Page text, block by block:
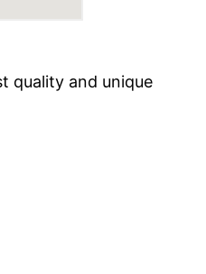
quality and unique